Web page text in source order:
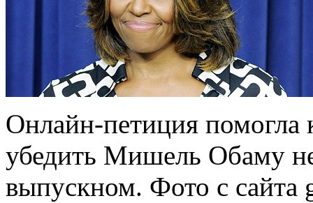
Онлайн-петиция помогла
убедить Мишель Обаму
выпускном. Фото с сайта